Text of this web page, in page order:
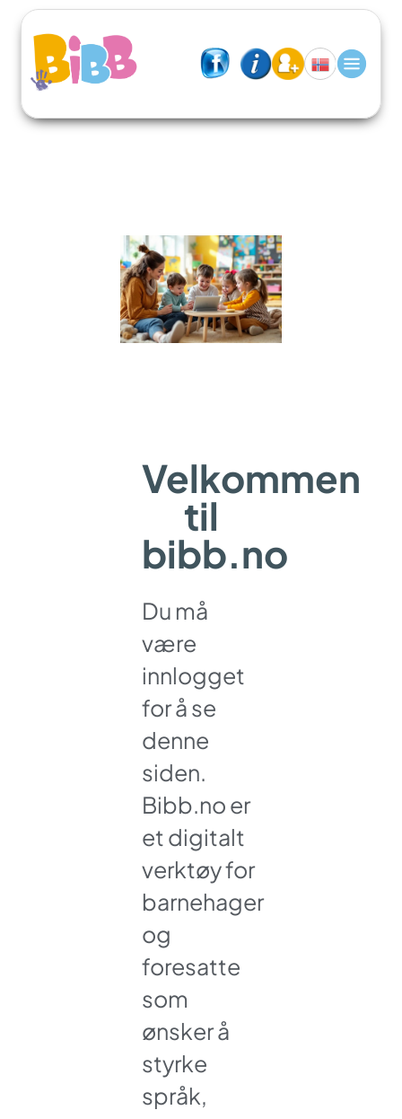
Velkommen
til
bibb.no
Du må
være
innlogget
for å se
denne
siden.
Bibb.no er
et digitalt
verktøy for
barnehager
og
foresatte
som
ønsker å
styrke
språk,